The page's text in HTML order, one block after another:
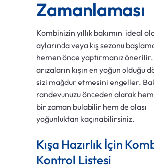
Zamanlaması
Kombinizin yıllık bakımını ideal
aylarında veya kış sezonu
hemen önce yaptırmanız önerilir.
arızaların kışın en yoğun olduğu
sizi mağdur etmesini engeller.
randevunuzu önceden alarak
bir zaman bulabilir hem de olası
yoğunluktan kaçınabilirsiniz.
Kışa Hazırlık İçin
Kontrol Listesi